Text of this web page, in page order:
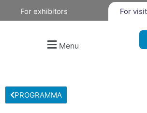
For exhibitors For
Menu
PROGRAMMA